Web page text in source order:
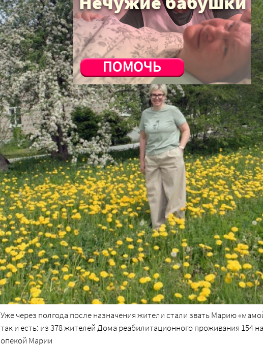
Уже через полгода после назначения жители стали звать Марию
так и есть: из 378 жителей Дома реабилитационного проживания 154
опекой Марии